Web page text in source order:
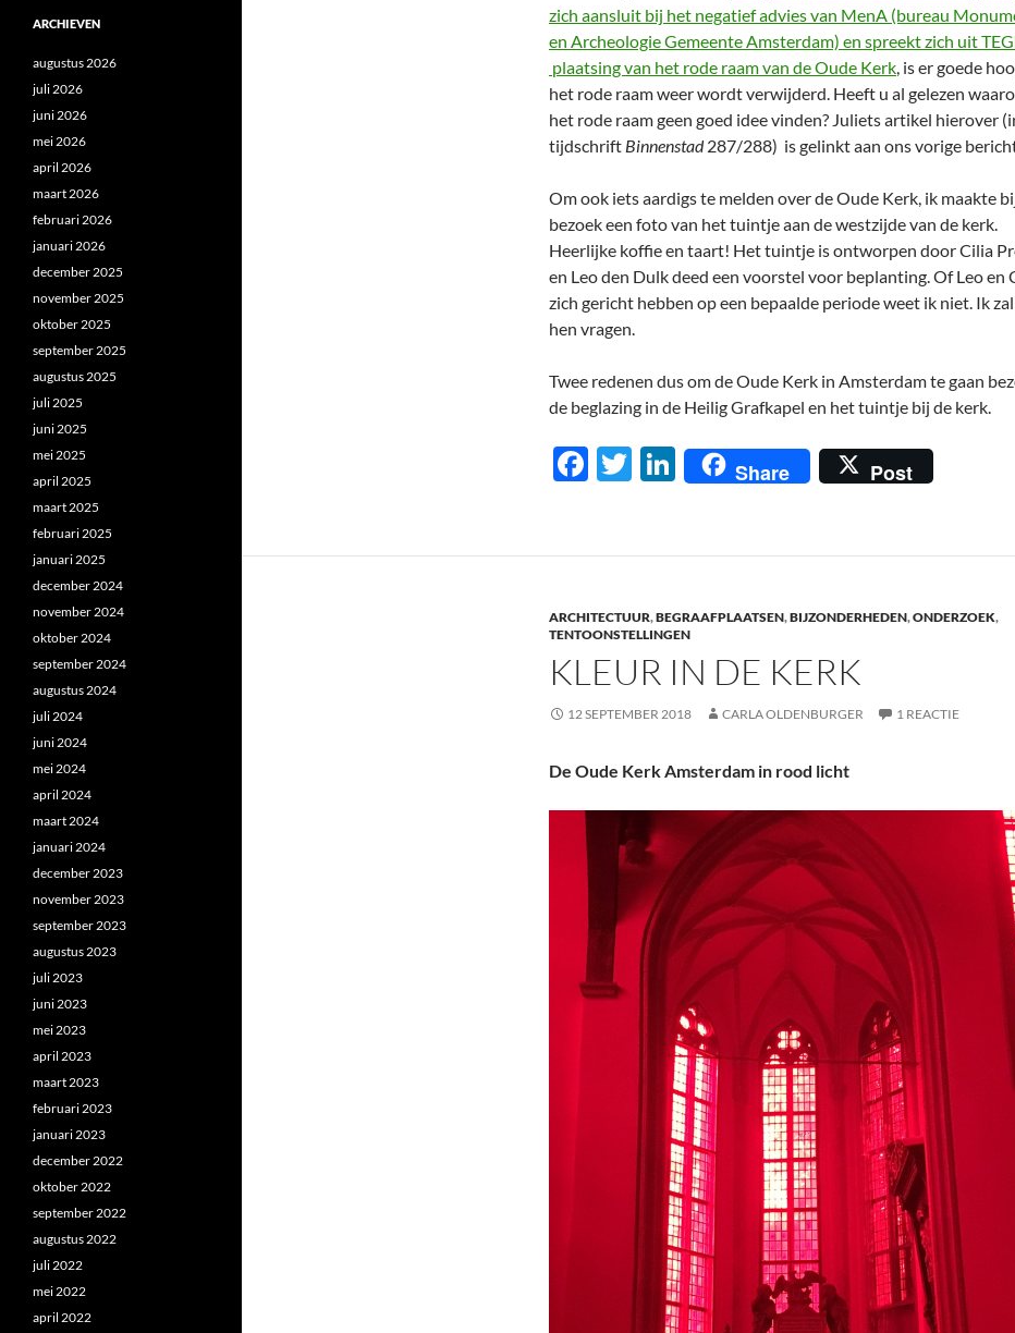
zich aansluit bij het negatief advies van MenA (bureau
en Archeologie Gemeente Amsterdam) en spreekt zich uit
plaatsing van het rode raam van de Oude Kerk , is er goede
het rode raam weer wordt verwijderd. Heeft u al gelezen
het rode raam geen goed idee vinden? Juliets artikel hierover
tijdschrift Binnenstad287/288) is gelinkt aan ons vorige
Om ook iets aardigs te melden over de Oude Kerk, ik maakte
bezoek een foto van het tuintje aan de westzijde van de kerk.
Heerlijke koffie en taart! Het tuintje is ontworpen door Cilia
en Leo den Dulk deed een voorstel voor beplanting. Of Leo en
zich gericht hebben op een bepaalde periode weet ik niet. Ik
hen vragen.
Twee redenen dus om de Oude Kerk in Amsterdam te gaan
de beglazing in de Heilig Grafkapel en het tuintje bij de kerk.
F
b
o
o
k
T
er
Li
n
e
dI
n
Share Post
ARCHITECTUUR,BEGRAAFPLAATSEN,BIJZONDERHEDEN,ONDERZOEK,
TENTOONSTELLINGEN
KLEUR IN DE KERK
12 SEPTEMBER 2018 CARLA OLDENBURGER 1 REACTIE
De Oude Kerk Amsterdam in rood licht
ARCHIEVEN
augustus 2026
juli 2026
juni 2026
mei 2026
april 2026
maart 2026
februari 2026
januari 2026
december 2025
november 2025
oktober 2025
september 2025
augustus 2025
juli 2025
juni 2025
mei 2025
april 2025
maart 2025
februari 2025
januari 2025
december 2024
november 2024
oktober 2024
september 2024
augustus 2024
juli 2024
juni 2024
mei 2024
april 2024
maart 2024
januari 2024
december 2023
november 2023
september 2023
augustus 2023
juli 2023
juni 2023
mei 2023
april 2023
maart 2023
februari 2023
januari 2023
december 2022
oktober 2022
september 2022
augustus 2022
juli 2022
mei 2022
april 2022